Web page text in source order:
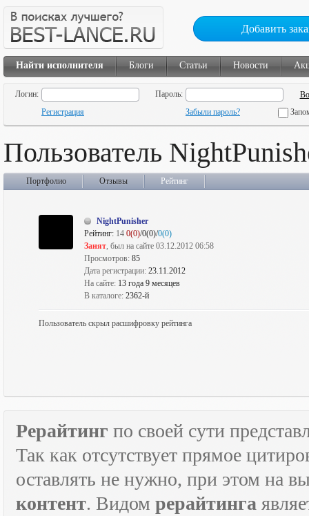
Добавить
Найти исполнителя Блоги Статьи Новости
Логин:
Пароль:
Регистрация
Забыли пароль?
Пользователь
Портфолио Отзывы Рейтинг
NightPunisher
Рейтинг: 14 0(0)/0(0)/0(0)
Занят, был на сайте 03.12.2012 06:58
Просмотров: 85
Дата регистрации: 23.11.2012
На сайте: 13 года 9 месяцев
В каталоге: 2362-й
Пользователь скрыл расшифровку рейтинга
Рерайтинг по своей сути
Так как отсутствует прямое
оставлять не нужно, при этом на
контент. Видом рерайтинга